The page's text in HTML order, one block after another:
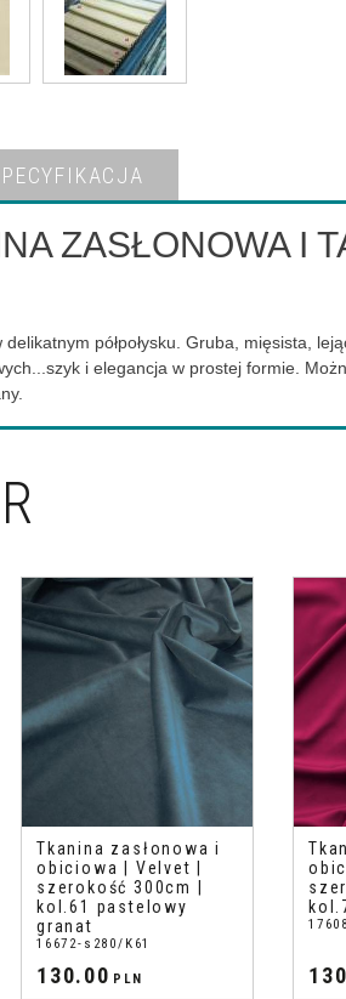
ZASŁONOWA I
półpołysku. Gruba, mięsista,
i elegancja w prostej formie.
Tkanina zasłonowa i
obiciowa | Velvet |
szerokość 300cm |
kol.61 pastelowy
granat
16672-s280/K61
130.00 PLN